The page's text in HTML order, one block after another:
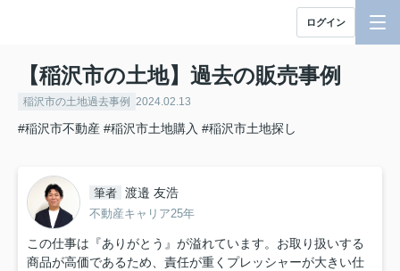
ログイン
【稲沢市の土地】過去の販売事例
稲沢市の土地過去事例 2024.02.13
#稲沢市不動産 #稲沢市土地購入 #稲沢市土地探し
筆者 渡邉 友浩
不動産キャリア25年
この仕事は『ありがとう』が溢れています。お取り扱いする
商品が高価であるため、責任が重くプレッシャーが大きい仕